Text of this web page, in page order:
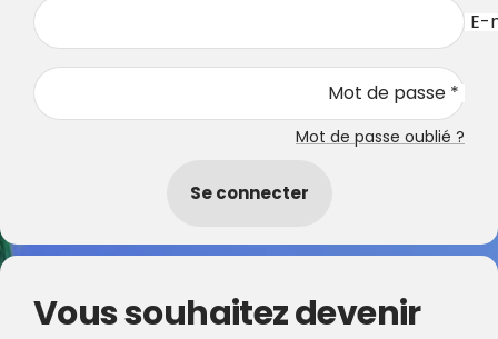
E-
Mot de passe *
Mot de passe oublié ?
Se connecter
Vous souhaitez devenir